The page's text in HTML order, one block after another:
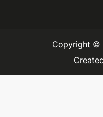
Copyright ©